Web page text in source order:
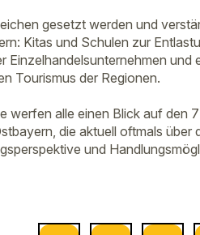
gesetzt werden und
Kitas und Schulen zur
Einzelhandelsunternehmen und
Tourismus der Regionen.
werfen alle einen Blick auf den
die aktuell oftmals über
und